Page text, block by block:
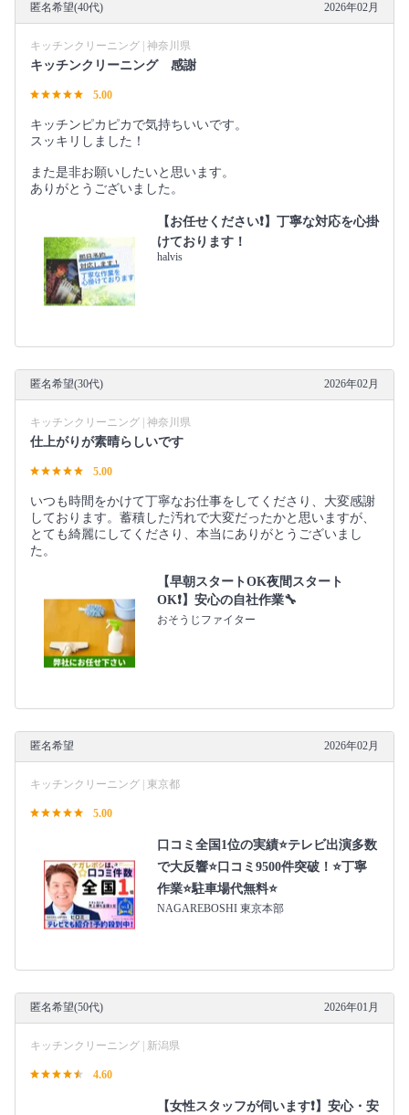
匿名希望(40代) 2026年02月
キッチンクリーニング | 神奈川県
キッチンクリーニング 感謝
5.00
キッチンピカピカで気持ちいいです。
スッキリしました！
また是非お願いしたいと思います。
ありがとうございました。
【お任せください❗️】丁寧な対応を心掛
けております！
halvis
匿名希望(30代) 2026年02月
キッチンクリーニング | 神奈川県
仕上がりが素晴らしいです
5.00
いつも時間をかけて丁寧なお仕事をしてくださり、大変感謝
しております。蓄積した汚れで大変だったかと思いますが、
とても綺麗にしてくださり、本当にありがとうございまし
た。
【早朝スタートOK夜間スタート
OK❗️】安心の自社作業🔧
おそうじファイター
匿名希望 2026年02月
キッチンクリーニング | 東京都
5.00
口コミ全国1位の実績⭐テレビ出演多数
で大反響⭐口コミ9500件突破！⭐丁寧
作業⭐駐車場代無料⭐
NAGAREBOSHI 東京本部
匿名希望(50代) 2026年01月
キッチンクリーニング | 新潟県
4.60
【女性スタッフが伺います❗️】安心・安